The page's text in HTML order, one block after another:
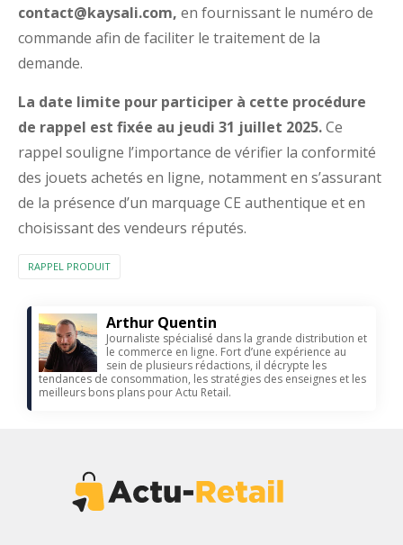
contact@kaysali.com, en fournissant le numéro de
commande afin de faciliter le traitement de la
demande.
La date limite pour participer à cette procédure
de rappel est fixée au jeudi 31 juillet 2025.Ce
rappel souligne l’importance de vérifier la conformité
des jouets achetés en ligne, notamment en s’assurant
de la présence d’un marquage CE authentique et en
choisissant des vendeurs réputés.
RAPPEL PRODUIT
Arthur Quentin
Journaliste spécialisé dans la grande distribution et
le commerce en ligne. Fort d’une expérience au
sein de plusieurs rédactions, il décrypte les
tendances de consommation, les stratégies des enseignes et les
meilleurs bons plans pour Actu Retail.